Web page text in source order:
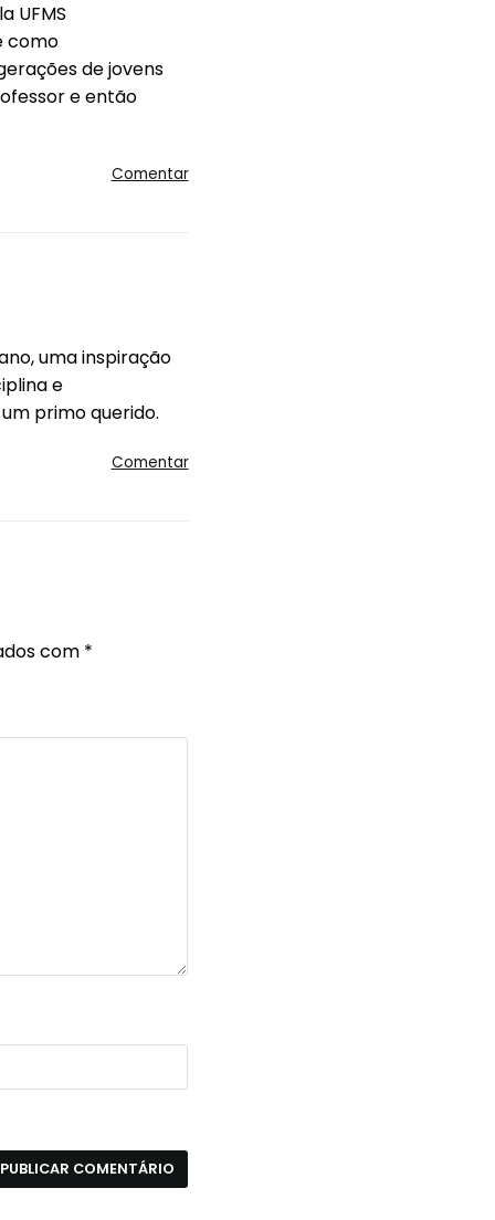
UFMS
como
de jovens
e então
Comentar
uma inspiração
e
primo querido.
Comentar
com *